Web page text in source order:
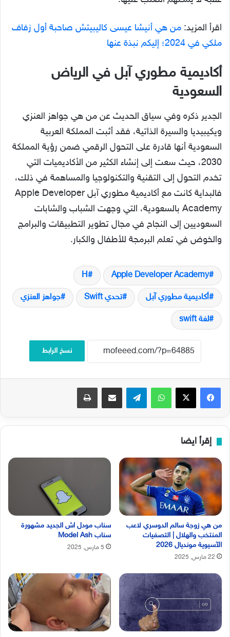
اقرأ المزيد: من هي أنيشا عيسى كاليبيتش صاحبة أول زفاف
ملكي في 2024؛ إليكم نبذة عنها
أكاديمية مطوري آبل في الرياض
السعودية
الجدير ذكره وفي سياق الحديث عن من هي جواهز العنزي
ويكيبيديا والسيرة الذاتية، فقد أثبت المملكة العربية
السعودية أنها قادرة على التحول الرقمي ضمن رؤية المملكة
2030، حيث سعت إلى إنشاء الكثير من الأكاديميات التي
تخدم التحول إلى التقنية والتكنولوجيا والمساهمة في ذلك،
فالبداية كانت مع أكاديمية مطوري آبل Apple Developer
Academy بالسعودية، التي وجهت الشباب والشابات
السعوديين إلى النجاح في مجال تطوير التطبيقات والبرامج
والخوض في تعلم البرمجة للأطفال والكبار.
Apple Developer Academy
H
أكاديمية مطوري آبل تحدي Swift جواهز العنزي
لغة swift
نسخ الرابط
فيسبوك‫X واتساب تيلقرام مشاركة عبر البريد طباعة
إقرأ ايضا
من هي زوجة سالم الدوسري لاعب
المنتخب والهلال | التصفيات
الآسيوية مونديال 2026
22 مارس, 2025
سناب مودل اش الجديد مشهورة
سناب Model Ash
5 مارس, 2025